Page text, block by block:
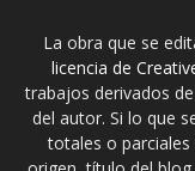
La obra que se
licencia de
trabajos derivados
del autor. Si lo que
totales o